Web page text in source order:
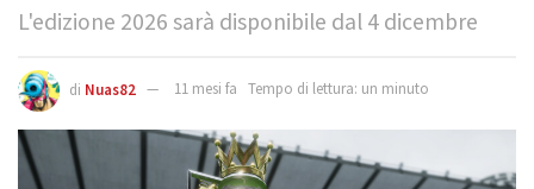
L'edizione 2026 sarà disponibile dal 4 dicembre
di Nuas82 11 mesi fa Tempo di lettura: un minuto